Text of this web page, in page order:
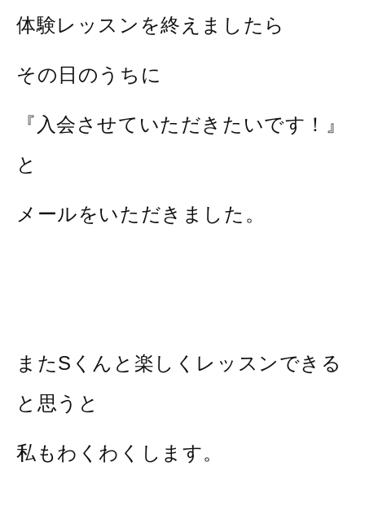
体験レッスンを終えましたら
その日のうちに
『入会させていただきたいです！』
と
メールをいただきました。
またSくんと楽しくレッスンできる
と思うと
私もわくわくします。